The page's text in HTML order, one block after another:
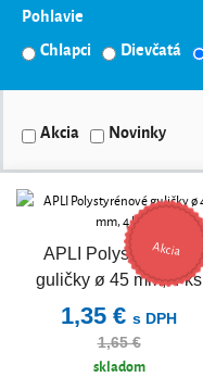
Pohlavie
Chlapci
Dievčatá
Akcia Novinky
APLI Polystyrénové
guličky ø 45 mm, 4 ks
Akcia
1,35 € s DPH
1,65 €
skladom